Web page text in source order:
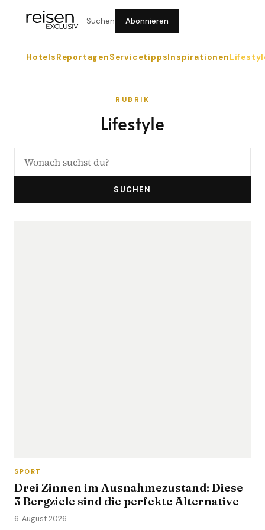
Suchen Abonnieren
HotelsReportagenServicetippsInspirationen
RUBRIK
Lifestyle
SUCHEN
SPORT
Drei Zinnen im Ausnahmezustand: Diese
3 Bergziele sind die perfekte Alternative
6. August 2026